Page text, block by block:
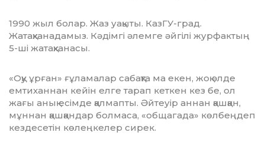
1990 жыл болар. Жаз уақыты. КазГУ-град.
Жатақханадамыз. Кә­дім­гі әлемге әйгілі журфактың
5-ші жатақханасы.
«Оқу ұрған» ғұламалар сабақта ма екен, жоқ әлде
емтиханнан кейін елге тарап кеткен кез бе, ол
жағы анық есімде қалмапты. Әйтеуір аннан қашқан,
мұннан қашқандар болмаса, «общагада» көлбеңдеп
кездесетін көлеңкелер сирек.